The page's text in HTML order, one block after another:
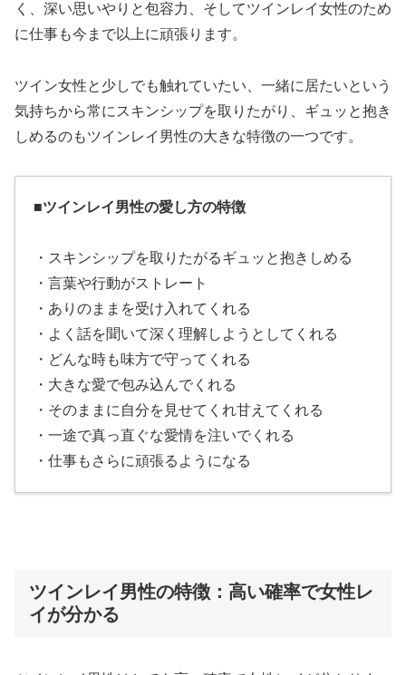
く、深い思いやりと包容力、そしてツインレイ女性のため
に仕事も今まで以上に頑張ります。
ツイン女性と少しでも触れていたい、一緒に居たいという
気持ちから常にスキンシップを取りたがり、ギュッと抱き
しめるのもツインレイ男性の大きな特徴の一つです。
■ツインレイ男性の愛し方の特徴
・スキンシップを取りたがるギュッと抱きしめる
・言葉や行動がストレート
・ありのままを受け入れてくれる
・よく話を聞いて深く理解しようとしてくれる
・どんな時も味方で守ってくれる
・大きな愛で包み込んでくれる
・そのままに自分を見せてくれ甘えてくれる
・一途で真っ直ぐな愛情を注いでくれる
・仕事もさらに頑張るようになる
ツインレイ男性の特徴：高い確率で女性レ
イが分かる